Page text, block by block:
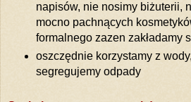
napisów, nie nosimy biżuterii,
mocno pachnących
formalnego zazen zakładamy
oszczędnie korzystamy z
segregujemy odpady